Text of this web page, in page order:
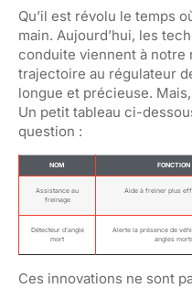
Qu’il est révolu le temps
main. Aujourd’hui, les
conduite viennent à
trajectoire au régulateur
longue et précieuse.
Un petit tableau ci-
question :
NOM FONCTION
Assistance au
freinage
Aide à freiner plus
Détecteur d’angle
mort
Alerte la présence de
angles
Ces innovations ne sont